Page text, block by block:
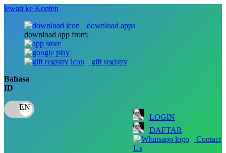
lewati ke Konten
download apps
download app from:
gift registry
Bahasa
ID
LOGIN
DAFTAR
Contact
Us